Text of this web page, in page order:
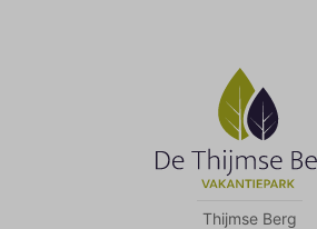
Thijmse Berg